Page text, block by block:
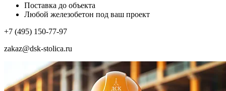
Поставка до объекта
Любой железобетон под ваш проект
+7 (495) 150-77-97
zakaz@dsk-stolica.ru